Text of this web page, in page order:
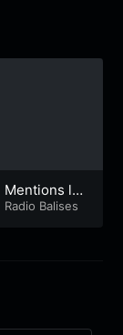
Mentions lé
gales
Radio Balises